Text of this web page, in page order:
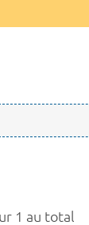
1 au total